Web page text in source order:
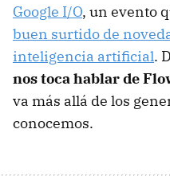
Google I/O, un evento
buen surtido de
inteligencia artificial.
nos toca hablar de
va más allá de los
conocemos.